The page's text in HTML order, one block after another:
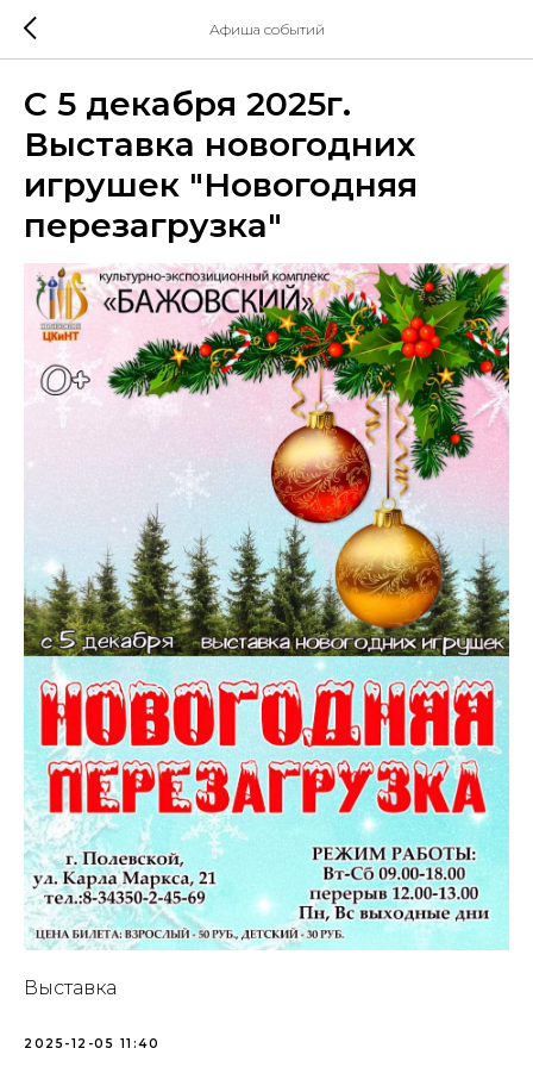
Афиша событий
С 5 декабря 2025г.
Выставка новогодних
игрушек "Новогодняя
перезагрузка"
Выставка
2025-12-05 11:40